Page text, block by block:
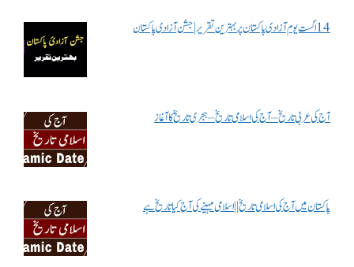
14 اگست یوم آزادی پاکستان پر بہترین تقریر | جشن آزادی پاکستان
آج کی عربی تاریخ – آج کی اسلامی تاریخ – ہجری تاریخ کا آغاز
پاکستان میں آج کی اسلامی تاریخ || اسلامی مہینے کی آج کیا تاریخ ہے